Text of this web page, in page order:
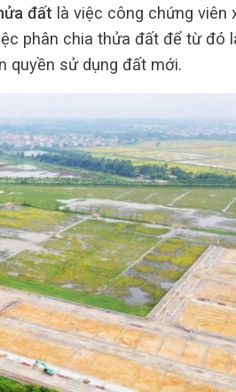
đất là việc công chứng viên
phân chia thửa đất để từ đó
quyền sử dụng đất mới.